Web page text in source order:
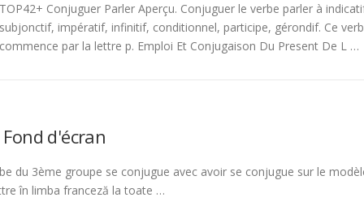
TOP42+ Conjuguer Parler Aperçu. Conjuguer le verbe parler à
subjonctif, impératif, infinitif, conditionnel, participe, gérondif. Ce
commence par la lettre p. Emploi Et Conjugaison Du Present De L …
d'écran
du 3ème groupe se conjugue avec avoir se conjugue sur le
în limba franceză la toate …